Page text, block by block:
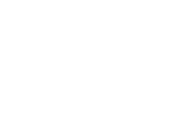
дозах 0,
с